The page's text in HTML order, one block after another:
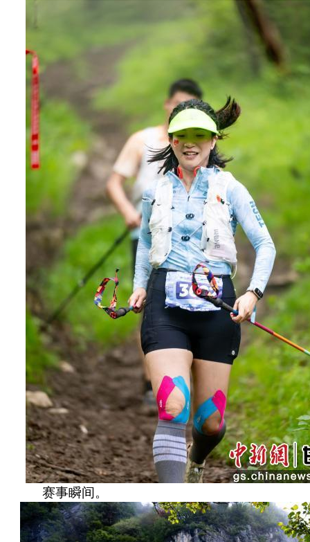
赛事瞬间。